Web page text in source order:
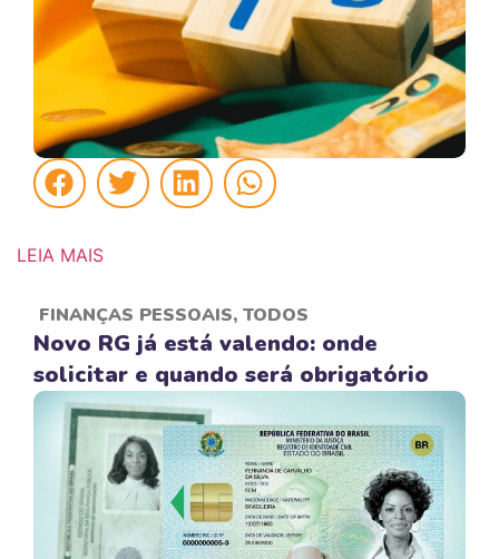
LEIA MAIS
FINANÇAS PESSOAIS, TODOS
Novo RG já está valendo: onde
solicitar e quando será obrigatório